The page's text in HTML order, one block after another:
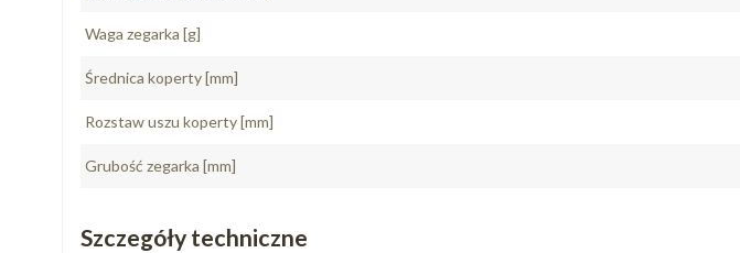
Waga zegarka [g]
Średnica koperty [mm]
Rozstaw uszu koperty [mm]
Grubość zegarka [mm]
Szczegóły techniczne